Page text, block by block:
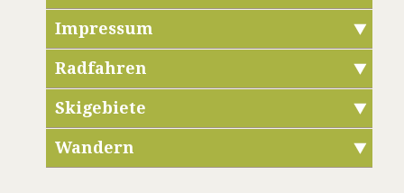
Impressum
Radfahren
Skigebiete
Wandern